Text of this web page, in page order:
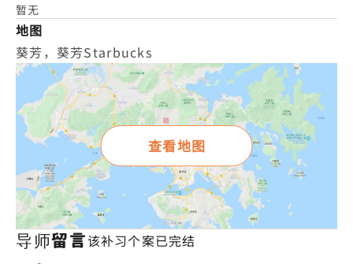
暂无
地图
葵芳，葵芳Starbucks
查看地图
导师留言该补习个案已完结